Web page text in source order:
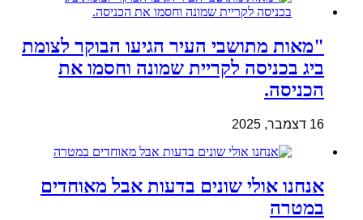
"מאות מתושבי העיר הגיעו הבוקר לצומת
ביג בכניסה לקריית שמונה וחסמו את
הכניסה.
16 דצמבר, 2025
אנחנו אולי שונים בדעות אבל מאוחדים
במטרה